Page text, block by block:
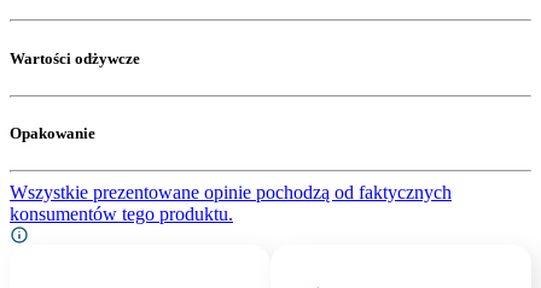
Wartości odżywcze
Opakowanie
Wszystkie prezentowane opinie pochodzą od faktycznych
konsumentów tego produktu.